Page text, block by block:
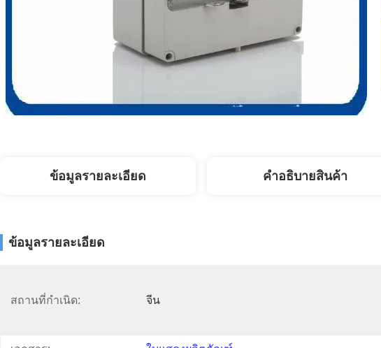
ข้อมูลรายละเอียด คําอธิบายสินค้า
ข้อมูลรายละเอียด
สถานที่กำเนิด: จีน